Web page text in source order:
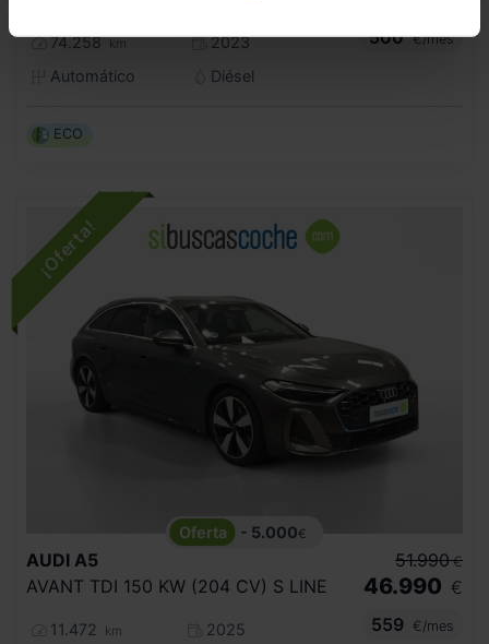
74.258 km
2023
Automático
Diésel
500 €/mes
ECO
- 5.000€
AUDI A5
AVANT TDI 150 KW (204 CV) S LINE
11.472 km
2025
51.990 €
46.990 €
559
€/mes